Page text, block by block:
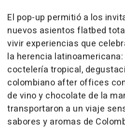
El pop-up permitió a los
nuevos asientos flatbed
vivir experiencias que
la herencia
coctelería tropical,
colombiano after offices
de vino y chocolate de la
transportaron a un viaje
sabores y aromas de